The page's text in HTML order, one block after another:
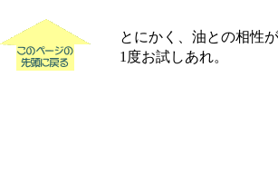
とにかく、油との相性が
1度お試しあれ。